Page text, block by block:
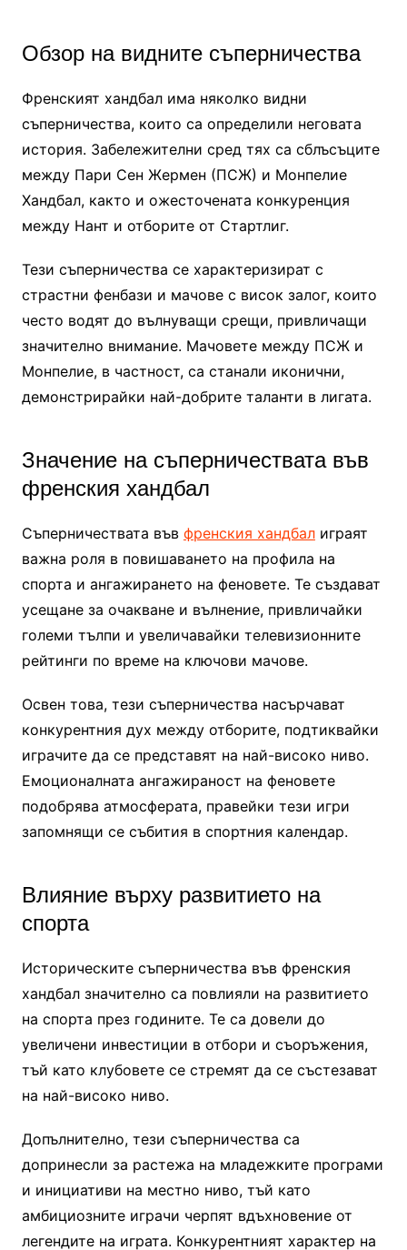
Обзор на видните съперничества
Френският хандбал има няколко видни
съперничества, които са определили неговата
история. Забележителни сред тях са сблъсъците
между Пари Сен Жермен (ПСЖ) и Монпелие
Хандбал, както и ожесточената конкуренция
между Нант и отборите от Стартлиг.
Тези съперничества се характеризират с
страстни фенбази и мачове с висок залог, които
често водят до вълнуващи срещи, привличащи
значително внимание. Мачовете между ПСЖ и
Монпелие, в частност, са станали иконични,
демонстрирайки най-добрите таланти в лигата.
Значение на съперничествата във
френския хандбал
Съперничествата във френския хандбалиграят
важна роля в повишаването на профила на
спорта и ангажирането на феновете. Те създават
усещане за очакване и вълнение, привличайки
големи тълпи и увеличавайки телевизионните
рейтинги по време на ключови мачове.
Освен това, тези съперничества насърчават
конкурентния дух между отборите, подтиквайки
играчите да се представят на най-високо ниво.
Емоционалната ангажираност на феновете
подобрява атмосферата, правейки тези игри
запомнящи се събития в спортния календар.
Влияние върху развитието на
спорта
Историческите съперничества във френския
хандбал значително са повлияли на развитието
на спорта през годините. Те са довели до
увеличени инвестиции в отбори и съоръжения,
тъй като клубовете се стремят да се състезават
на най-високо ниво.
Допълнително, тези съперничества са
допринесли за растежа на младежките програми
и инициативи на местно ниво, тъй като
амбициозните играчи черпят вдъхновение от
легендите на играта. Конкурентният характер на